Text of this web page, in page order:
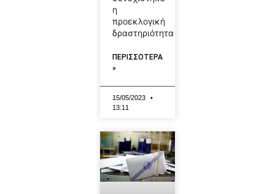
η
προεκλογική
δραστηριότητα
ΠΕΡΙΣΣΟΤΕΡΑ
»
15/05/2023
13:11